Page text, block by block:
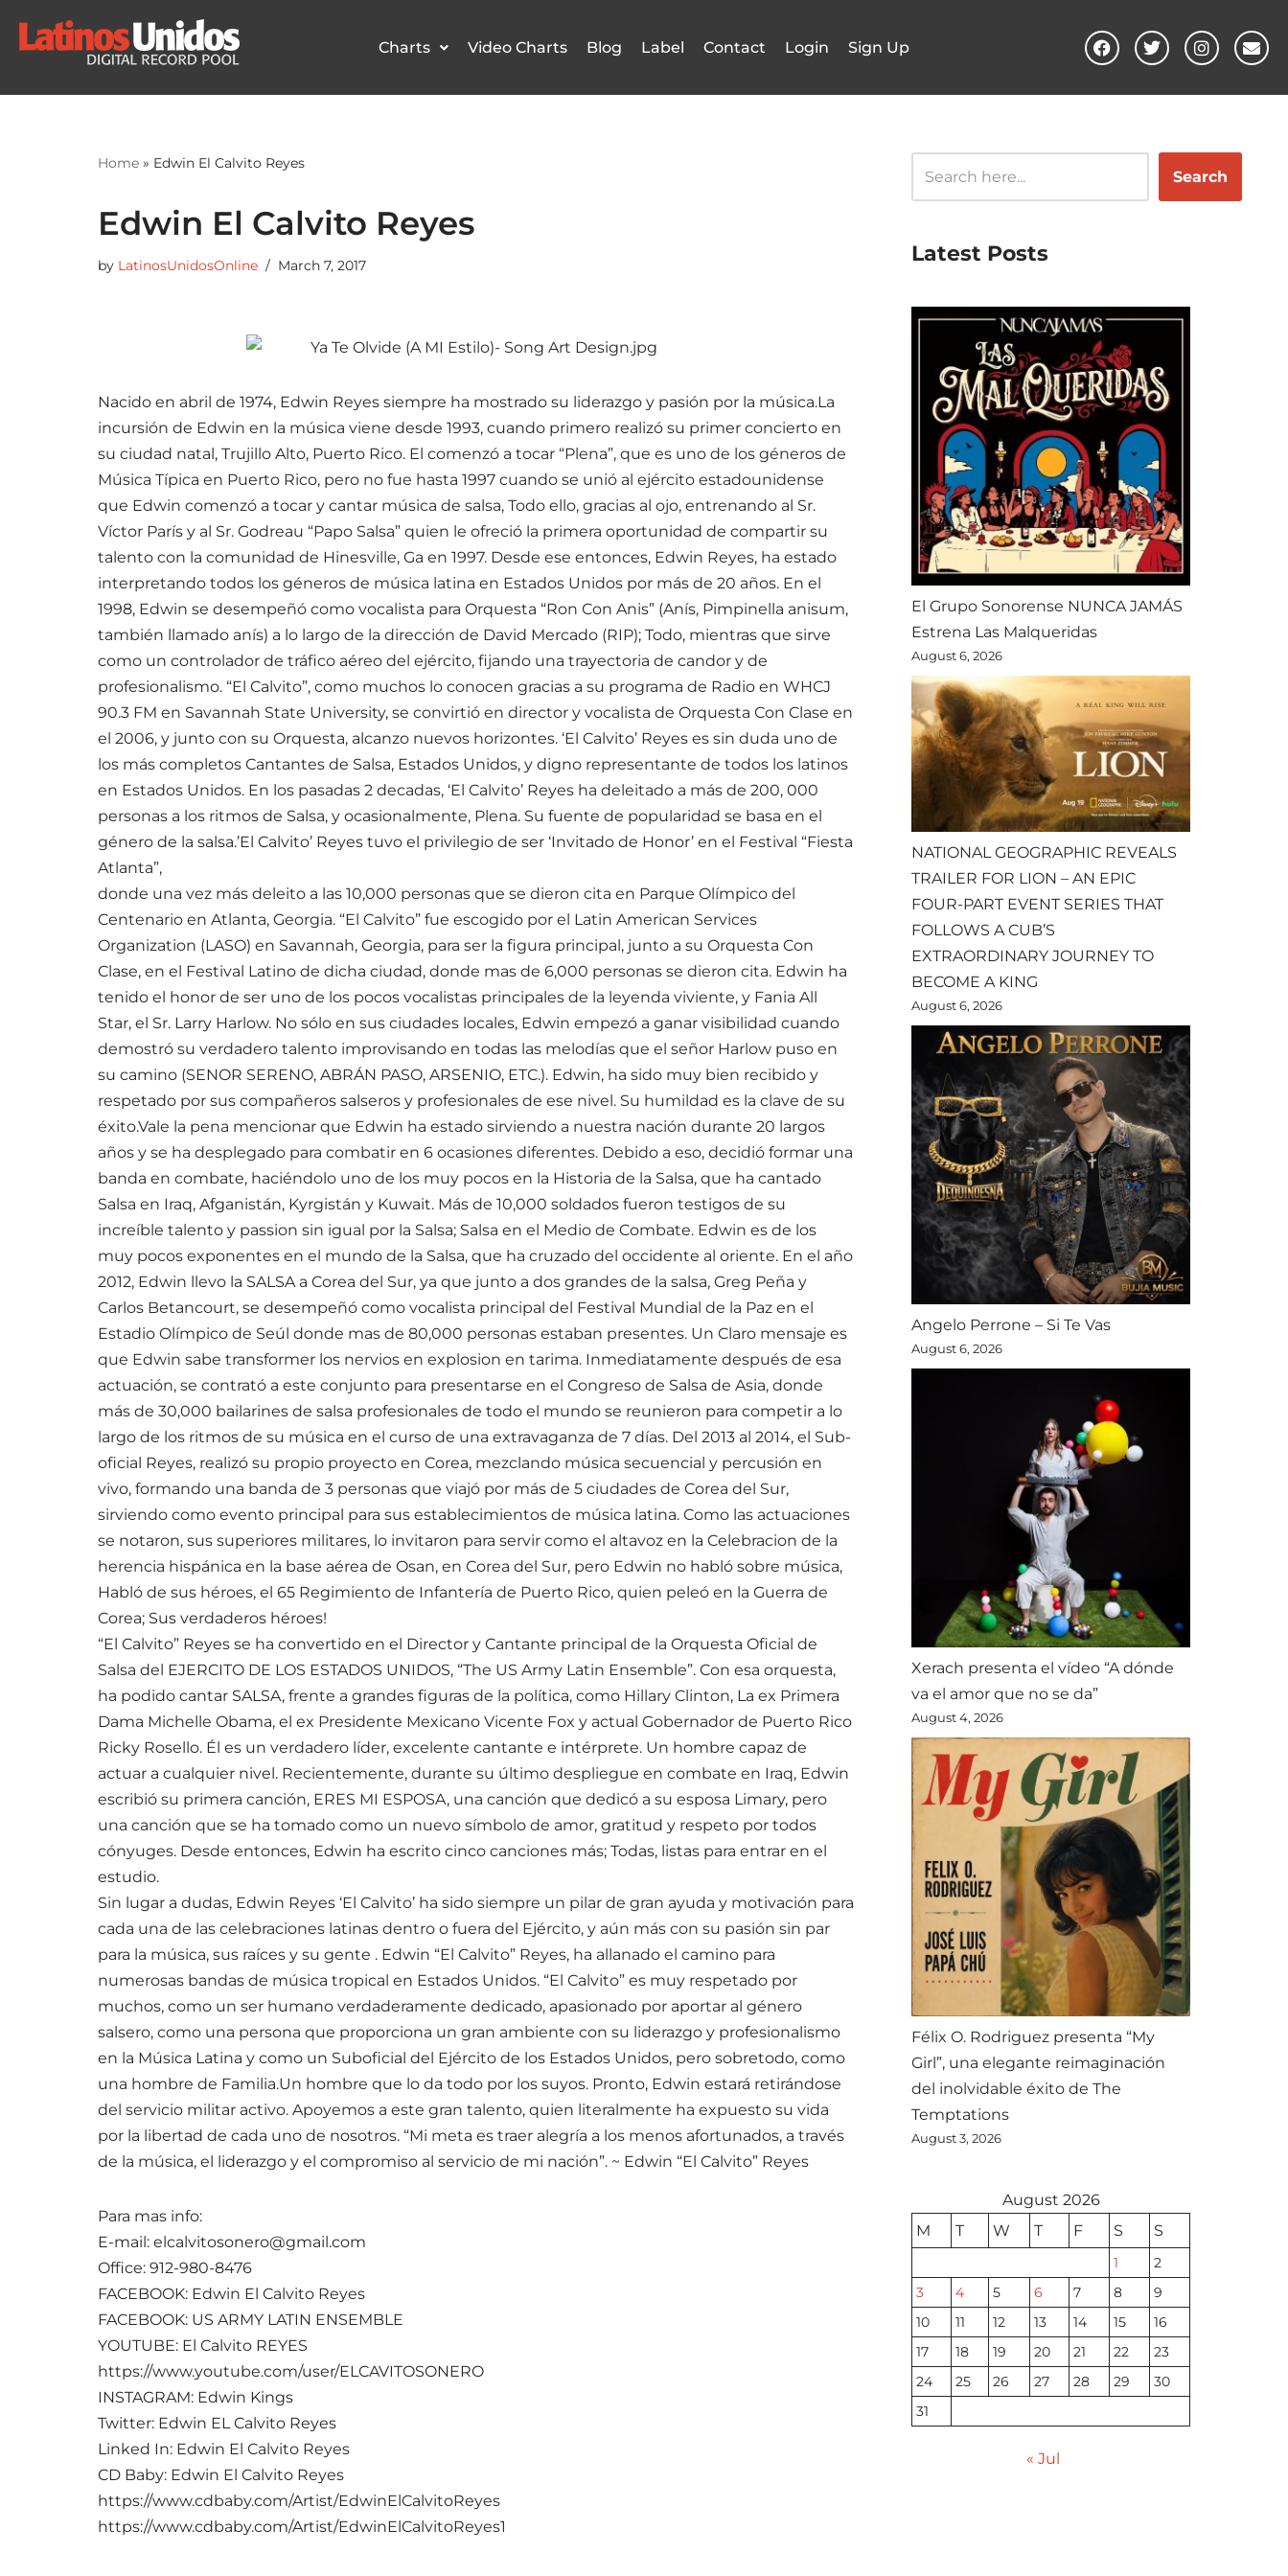
Skip
Charts Video Charts Blog Label Contact Login Sign Up
Home » Edwin El Calvito Reyes
Edwin El Calvito Reyes
by LatinosUnidosOnline March 7, 2017
Nacido en abril de 1974, Edwin Reyes siempre ha mostrado su liderazgo y pasión por la música.La
incursión de Edwin en la música viene desde 1993, cuando primero realizó su primer concierto en
su ciudad natal, Trujillo Alto, Puerto Rico. El comenzó a tocar “Plena”, que es uno de los géneros de
Música Típica en Puerto Rico, pero no fue hasta 1997 cuando se unió al ejército estadounidense
que Edwin comenzó a tocar y cantar música de salsa, Todo ello, gracias al ojo, entrenando al Sr.
Víctor París y al Sr. Godreau “Papo Salsa” quien le ofreció la primera oportunidad de compartir su
talento con la comunidad de Hinesville, Ga en 1997. Desde ese entonces, Edwin Reyes, ha estado
interpretando todos los géneros de música latina en Estados Unidos por más de 20 años. En el
1998, Edwin se desempeñó como vocalista para Orquesta “Ron Con Anis” (Anís, Pimpinella anisum,
también llamado anís) a lo largo de la dirección de David Mercado (RIP); Todo, mientras que sirve
como un controlador de tráfico aéreo del ejército, fijando una trayectoria de candor y de
profesionalismo. “El Calvito”, como muchos lo conocen gracias a su programa de Radio en WHCJ
90.3 FM en Savannah State University, se convirtió en director y vocalista de Orquesta Con Clase en
el 2006, y junto con su Orquesta, alcanzo nuevos horizontes. ‘El Calvito’ Reyes es sin duda uno de
los más completos Cantantes de Salsa, Estados Unidos, y digno representante de todos los latinos
en Estados Unidos. En los pasadas 2 decadas, ‘El Calvito’ Reyes ha deleitado a más de 200, 000
personas a los ritmos de Salsa, y ocasionalmente, Plena. Su fuente de popularidad se basa en el
género de la salsa.’El Calvito’ Reyes tuvo el privilegio de ser ‘Invitado de Honor’ en el Festival “Fiesta
Atlanta”,
donde una vez más deleito a las 10,000 personas que se dieron cita en Parque Olímpico del
Centenario en Atlanta, Georgia. “El Calvito” fue escogido por el Latin American Services
Organization (LASO) en Savannah, Georgia, para ser la figura principal, junto a su Orquesta Con
Clase, en el Festival Latino de dicha ciudad, donde mas de 6,000 personas se dieron cita. Edwin ha
tenido el honor de ser uno de los pocos vocalistas principales de la leyenda viviente, y Fania All
Star, el Sr. Larry Harlow. No sólo en sus ciudades locales, Edwin empezó a ganar visibilidad cuando
demostró su verdadero talento improvisando en todas las melodías que el señor Harlow puso en
su camino (SENOR SERENO, ABRÁN PASO, ARSENIO, ETC.). Edwin, ha sido muy bien recibido y
respetado por sus compañeros salseros y profesionales de ese nivel. Su humildad es la clave de su
éxito.Vale la pena mencionar que Edwin ha estado sirviendo a nuestra nación durante 20 largos
años y se ha desplegado para combatir en 6 ocasiones diferentes. Debido a eso, decidió formar una
banda en combate, haciéndolo uno de los muy pocos en la Historia de la Salsa, que ha cantado
Salsa en Iraq, Afganistán, Kyrgistán y Kuwait. Más de 10,000 soldados fueron testigos de su
increíble talento y passion sin igual por la Salsa; Salsa en el Medio de Combate. Edwin es de los
muy pocos exponentes en el mundo de la Salsa, que ha cruzado del occidente al oriente. En el año
2012, Edwin llevo la SALSA a Corea del Sur, ya que junto a dos grandes de la salsa, Greg Peña y
Carlos Betancourt, se desempeñó como vocalista principal del Festival Mundial de la Paz en el
Estadio Olímpico de Seúl donde mas de 80,000 personas estaban presentes. Un Claro mensaje es
que Edwin sabe transformer los nervios en explosion en tarima. Inmediatamente después de esa
actuación, se contrató a este conjunto para presentarse en el Congreso de Salsa de Asia, donde
más de 30,000 bailarines de salsa profesionales de todo el mundo se reunieron para competir a lo
largo de los ritmos de su música en el curso de una extravaganza de 7 días. Del 2013 al 2014, el Sub-
oficial Reyes, realizó su propio proyecto en Corea, mezclando música secuencial y percusión en
vivo, formando una banda de 3 personas que viajó por más de 5 ciudades de Corea del Sur,
sirviendo como evento principal para sus establecimientos de música latina. Como las actuaciones
se notaron, sus superiores militares, lo invitaron para servir como el altavoz en la Celebracion de la
herencia hispánica en la base aérea de Osan, en Corea del Sur, pero Edwin no habló sobre música,
Habló de sus héroes, el 65 Regimiento de Infantería de Puerto Rico, quien peleó en la Guerra de
Corea; Sus verdaderos héroes!
“El Calvito” Reyes se ha convertido en el Director y Cantante principal de la Orquesta Oficial de
Salsa del EJERCITO DE LOS ESTADOS UNIDOS, “The US Army Latin Ensemble”. Con esa orquesta,
ha podido cantar SALSA, frente a grandes figuras de la política, como Hillary Clinton, La ex Primera
Dama Michelle Obama, el ex Presidente Mexicano Vicente Fox y actual Gobernador de Puerto Rico
Ricky Rosello. Él es un verdadero líder, excelente cantante e intérprete. Un hombre capaz de
actuar a cualquier nivel. Recientemente, durante su último despliegue en combate en Iraq, Edwin
escribió su primera canción, ERES MI ESPOSA, una canción que dedicó a su esposa Limary, pero
una canción que se ha tomado como un nuevo símbolo de amor, gratitud y respeto por todos
cónyuges. Desde entonces, Edwin ha escrito cinco canciones más; Todas, listas para entrar en el
estudio.
Sin lugar a dudas, Edwin Reyes ‘El Calvito’ ha sido siempre un pilar de gran ayuda y motivación para
cada una de las celebraciones latinas dentro o fuera del Ejército, y aún más con su pasión sin par
para la música, sus raíces y su gente . Edwin “El Calvito” Reyes, ha allanado el camino para
numerosas bandas de música tropical en Estados Unidos. “El Calvito” es muy respetado por
muchos, como un ser humano verdaderamente dedicado, apasionado por aportar al género
salsero, como una persona que proporciona un gran ambiente con su liderazgo y profesionalismo
en la Música Latina y como un Suboficial del Ejército de los Estados Unidos, pero sobretodo, como
una hombre de Familia.Un hombre que lo da todo por los suyos. Pronto, Edwin estará retirándose
del servicio militar activo. Apoyemos a este gran talento, quien literalmente ha expuesto su vida
por la libertad de cada uno de nosotros. “Mi meta es traer alegría a los menos afortunados, a través
de la música, el liderazgo y el compromiso al servicio de mi nación”. ~ Edwin “El Calvito” Reyes
Para mas info:
E-mail: elcalvitosonero@gmail.com
Office: 912-980-8476
FACEBOOK: Edwin El Calvito Reyes
FACEBOOK: US ARMY LATIN ENSEMBLE
YOUTUBE: El Calvito REYES
https://www.youtube.com/user/ELCAVITOSONERO
INSTAGRAM: Edwin Kings
Twitter: Edwin EL Calvito Reyes
Linked In: Edwin El Calvito Reyes
CD Baby: Edwin El Calvito Reyes
https://www.cdbaby.com/Artist/EdwinElCalvitoReyes
https://www.cdbaby.com/Artist/EdwinElCalvitoReyes1
Search
Latest Posts
El Grupo Sonorense NUNCA JAMÁS
Estrena Las Malqueridas
August 6, 2026
NATIONAL GEOGRAPHIC REVEALS
TRAILER FOR LION – AN EPIC
FOUR-PART EVENT SERIES THAT
FOLLOWS A CUB’S
EXTRAORDINARY JOURNEY TO
BECOME A KING
August 6, 2026
Angelo Perrone – Si Te Vas
August 6, 2026
Xerach presenta el vídeo “A dónde
va el amor que no se da”
August 4, 2026
Félix O. Rodriguez presenta “My
Girl”, una elegante reimaginación
del inolvidable éxito de The
Temptations
August 3, 2026
August 2026
M
T W T F S S
1
2
3
4 5 6 7 8
9
10
11 12 13 14 15
16
17
18 19 20 21 22
23
24
25 26 27 28 29
30
31
« Jul